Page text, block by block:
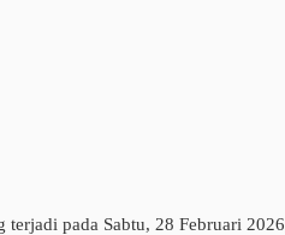
terjadi pada Sabtu, 28 Februari